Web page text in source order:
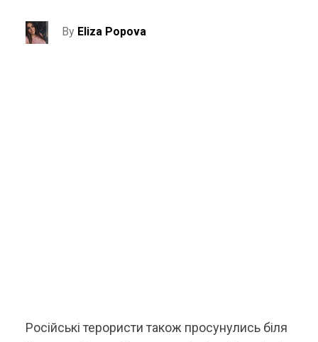
By Eliza Popova
Російські терористи також просунулись біля